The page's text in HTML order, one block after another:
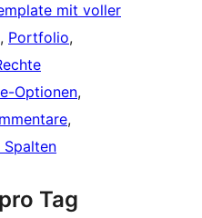
mit voller
, Portfolio
Optionen
Spalten
Tag